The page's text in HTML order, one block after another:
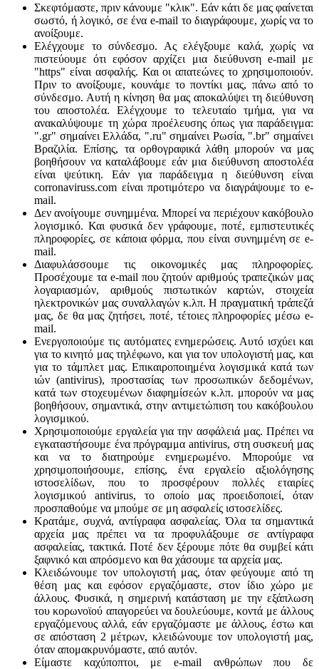
Σκεφτόμαστε, πριν κάνουμε "κλικ". Εάν κάτι δε μας φαίνεται
σωστό, ή λογικό, σε ένα e-mail το διαγράφουμε, χωρίς να το
ανοίξουμε.
Ελέγχουμε το σύνδεσμο. Ας ελέγξουμε καλά, χωρίς να
πιστεύουμε ότι εφόσον αρχίζει μια διεύθυνση e-mail με
"https" είναι ασφαλής. Και οι απατεώνες το χρησιμοποιούν.
Πριν το ανοίξουμε, κουνάμε το ποντίκι μας, πάνω από το
σύνδεσμο. Αυτή η κίνηση θα μας αποκαλύψει τη διεύθυνση
του αποστολέα. Ελέγχουμε το τελευταίο τμήμα, για να
ανακαλύψουμε τη χώρα προέλευσης όπως για παράδειγμα:
".gr" σημαίνει Ελλάδα, ".ru" σημαίνει Ρωσία, ".br" σημαίνει
Βραζιλία. Επίσης, τα ορθογραφικά λάθη μπορούν να μας
βοηθήσουν να καταλάβουμε εάν μια διεύθυνση αποστολέα
είναι ψεύτικη. Εάν για παράδειγμα η διεύθυνση είναι
corronaviruss.com είναι προτιμότερο να διαγράψουμε το e-
mail.
Δεν ανοίγουμε συνημμένα. Μπορεί να περιέχουν κακόβουλο
λογισμικό. Και φυσικά δεν γράφουμε, ποτέ, εμπιστευτικές
πληροφορίες, σε κάποια φόρμα, που είναι συνημμένη σε e-
mail.
Διαφυλάσσουμε τις οικονομικές μας πληροφορίες.
Προσέχουμε τα e-mail που ζητούν αριθμούς τραπεζικών μας
λογαριασμών, αριθμούς πιστωτικών καρτών, στοιχεία
ηλεκτρονικών μας συναλλαγών κ.λπ. Η πραγματική τράπεζά
μας, δε θα μας ζητήσει, ποτέ, τέτοιες πληροφορίες μέσω e-
mail.
Ενεργοποιούμε τις αυτόματες ενημερώσεις. Αυτό ισχύει και
για το κινητό μας τηλέφωνο, και για τον υπολογιστή μας, και
για το τάμπλετ μας. Επικαιροποιημένα λογισμικά κατά των
ιών (antivirus), προστασίας των προσωπικών δεδομένων,
κατά των στοχευμένων διαφημίσεών κ.λπ. μπορούν να μας
βοηθήσουν, σημαντικά, στην αντιμετώπιση του κακόβουλου
λογισμικού.
Χρησιμοποιούμε εργαλεία για την ασφάλειά μας. Πρέπει να
εγκαταστήσουμε ένα πρόγραμμα antivirus, στη συσκευή μας
και να το διατηρούμε ενημερωμένο. Μπορούμε να
χρησιμοποιήσουμε, επίσης, ένα εργαλείο αξιολόγησης
ιστοσελίδων, που το προσφέρουν πολλές εταιρίες
λογισμικού antivirus, το οποίο μας προειδοποιεί, όταν
προσπαθούμε να μπούμε σε μη ασφαλείς ιστοσελίδες.
Κρατάμε, συχνά, αντίγραφα ασφαλείας. Όλα τα σημαντικά
αρχεία μας πρέπει να τα προφυλάξουμε σε αντίγραφα
ασφαλείας, τακτικά. Ποτέ δεν ξέρουμε πότε θα συμβεί κάτι
ξαφνικό και απρόσμενο και θα χάσουμε τα αρχεία μας.
Κλειδώνουμε τον υπολογιστή μας, όταν φεύγουμε από τη
θέση μας και εφόσον εργαζόμαστε, στον ίδιο χώρο με
άλλους. Φυσικά, η σημερινή κατάσταση με την εξάπλωση
του κορωνοϊού απαγορεύει να δουλεύουμε, κοντά με άλλους
εργαζόμενους αλλά, εάν εργαζόμαστε με άλλους, έστω και
σε απόσταση 2 μέτρων, κλειδώνουμε τον υπολογιστή μας,
όταν απομακρυνόμαστε, από αυτόν.
Είμαστε καχύποπτοι, με e-mail ανθρώπων που δε